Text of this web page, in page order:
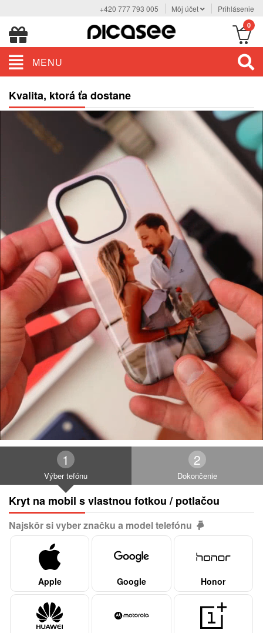
+420 777 793 005 Môj účet Prihlásenie
0
MENU
Kvalita, ktorá ťa dostane
Výber tefónu Dokončenie
Kryt na mobil s vlastnou fotkou / potlačou
Najskôr si vyber značku a model telefónu
Apple Google Honor